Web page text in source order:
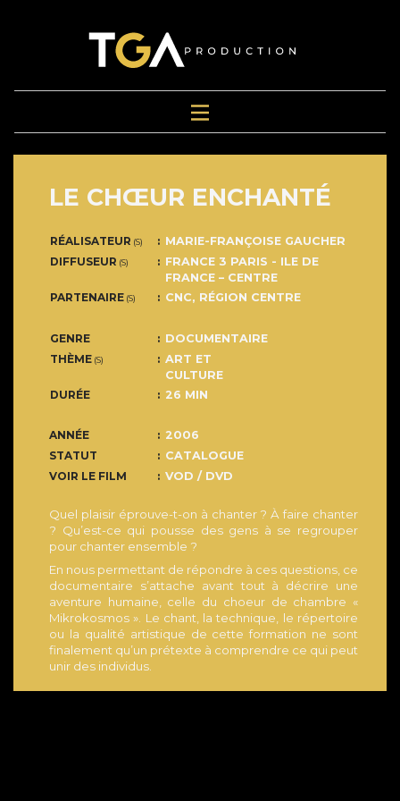
LE CHŒUR ENCHANTÉ
RÉALISATEUR (S)
MARIE-FRANÇOISE GAUCHER
DIFFUSEUR (S)
FRANCE 3 PARIS - ILE DE
FRANCE – CENTRE
PARTENAIRE (S) CNC, RÉGION CENTRE
GENRE
DOCUMENTAIRE
THÈME (S)
ART ET
CULTURE
DURÉE
26 MIN
ANNÉE
2006
STATUT
CATALOGUE
VOIR LE FILM
VOD / DVD
Quel plaisir éprouve-t-on à chanter ? À faire chanter
? Qu’est-ce qui pousse des gens à se regrouper
pour chanter ensemble ?
En nous permettant de répondre à ces questions, ce
documentaire s’attache avant tout à décrire une
aventure humaine, celle du choeur de chambre «
Mikrokosmos ». Le chant, la technique, le répertoire
ou la qualité artistique de cette formation ne sont
finalement qu’un prétexte à comprendre ce qui peut
unir des individus.